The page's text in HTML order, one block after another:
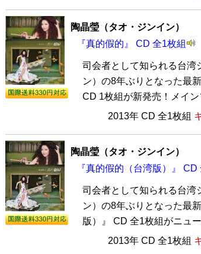
陶晶瑩（タオ・ジンイン）
『真的假的』 CD 全1枚組
司会者として知られる台湾
ン）の8年ぶりとなった最
CD 1枚組が新発売！メイ
2013年 CD 全1枚組
陶晶瑩（タオ・ジンイン）
『真的假的（台湾版）』 CD
司会者として知られる台湾
ン）の8年ぶりとなった最
版）』 CD 全1枚組がニュ
2013年 CD 全1枚組